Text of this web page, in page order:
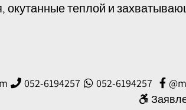
окутанные теплой и
052-6194257 052-6194257